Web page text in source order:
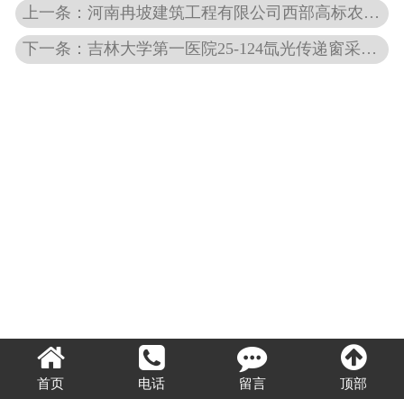
OA入口
上一条：河南冉坡建筑工程有限公司西部高标农田建设项目一标段机井喷灌及地表水管网劳务分包项目评标公示
下一条：吉林大学第一医院25-124氙光传递窗采购项目医院磋商公告
首页 电话 留言 顶部